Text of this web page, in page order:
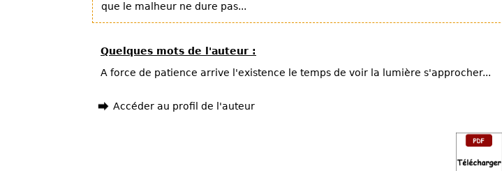
que le malheur ne dure pas...
Quelques mots de l'auteur :
A force de patience arrive l'existence le temps de voir la lumière s'approcher...
Accéder au profil de l'auteur